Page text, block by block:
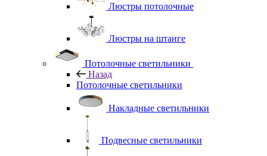
Люстры потолочные
Люстры на штанге
Потолочные светильники
Назад
Потолочные светильники
Накладные светильники
Подвесные светильники